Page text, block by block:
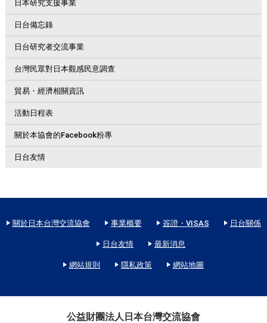
日本研究支援事業
日台備忘錄
日台研究者交流事業
台灣民眾對日本觀感民意調查
貿易・經濟相關資訊
活動日程表
關於本協會的Facebook粉專
日台友情
關於日本台灣交流協會 事業概要 簽證・VISAS 日台關係
日台友情 最新消息
網站規則 隱私政策 網站地圖
公益財團法人日本台灣交流協會